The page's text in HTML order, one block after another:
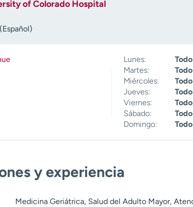
of Colorado Hospital
(Español)
Lunes:
Martes:
Miércoles:
Jueves:
Viernes:
Sábado:
Domingo:
y experiencia
Medicina Geriátrica, Salud del Adulto Mayor,